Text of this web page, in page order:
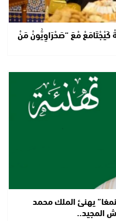
كَيْجْتَامَعْ مْعَ “صَحْرَاوِيُّونْ مَنْ
يهنئ الملك محمد
المجيد..